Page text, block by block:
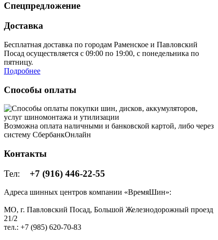
Спецпредложение
Доставка
Бесплатная доставка по городам Раменское и Павловский
Посад осуществляется с 09:00 по 19:00, с понедельника по
пятницу.
Подробнее
Способы оплаты
Возможна оплата наличными и банковской картой, либо через
систему СбербанкОнлайн
Контакты
Тел: +7 (916) 446-22-55
Адреса шинных центров компании «ВремяШин»:
МО, г. Павловский Посад, Большой Железнодорожный проезд
21/2
тел.: +7 (985) 620-70-83